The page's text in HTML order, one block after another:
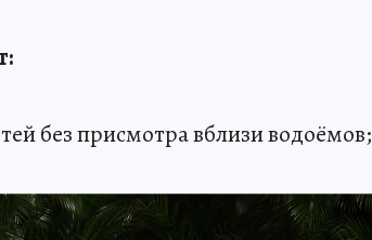
без присмотра вблизи водоёмов;